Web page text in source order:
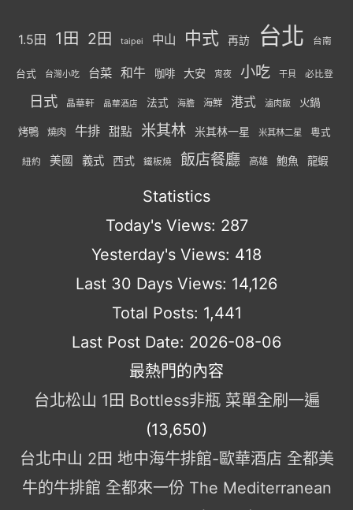
1.5田 1田 2田 taipei 中山 中式 再訪 台北 台南
台式 台灣小吃 台菜 和牛 咖啡 大安 宵夜 小吃 干貝 必比登
日式 晶華軒 晶華酒店 法式 海膽 海鮮 港式 滷肉飯 火鍋
烤鴨 燒肉 牛排 甜點 米其林 米其林一星 米其林二星 粵式
紐約 美國 義式 西式 鐵板燒 飯店餐廳 高雄 鮑魚 龍蝦
Statistics
Today's Views: 287
Yesterday's Views: 418
Last 30 Days Views: 14,126
Total Posts: 1,441
Last Post Date: 2026-08-06
最熱門的內容
台北松山 1田 Bottless非瓶 菜單全刷一遍
(13,650)
台北中山 2田 地中海牛排館-歐華酒店 全都美
牛的牛排館 全都來一份 The Mediterranean